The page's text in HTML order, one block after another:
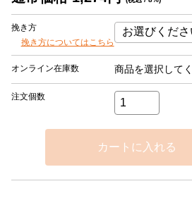
挽き方
挽き方についてはこちら
オンライン在庫数 商品を選択して
注文個数
カートに入れる